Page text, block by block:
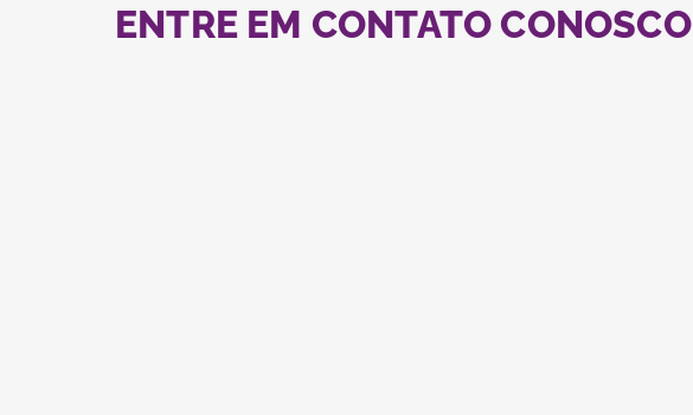
ENTRE EM CONTATO CONOSCO